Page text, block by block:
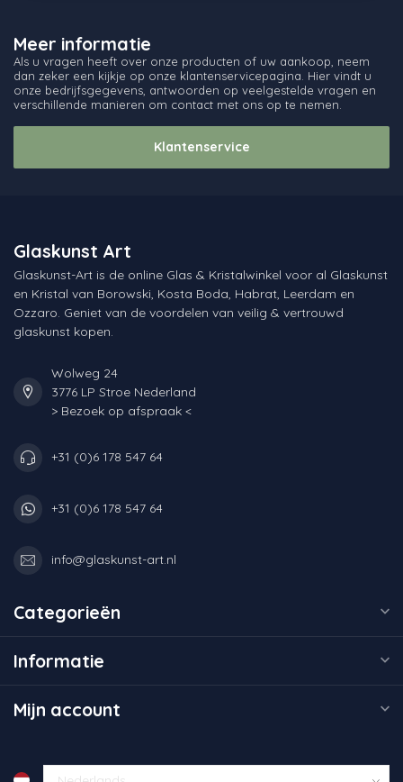
Meer informatie
Als u vragen heeft over onze producten of uw aankoop, neem
dan zeker een kijkje op onze klantenservicepagina. Hier vindt u
onze bedrijfsgegevens, antwoorden op veelgestelde vragen en
verschillende manieren om contact met ons op te nemen.
Klantenservice
Glaskunst Art
Glaskunst-Art is de online Glas & Kristalwinkel voor al Glaskunst
en Kristal van Borowski, Kosta Boda, Habrat, Leerdam en
Ozzaro. Geniet van de voordelen van veilig & vertrouwd
glaskunst kopen.
Wolweg 24
3776 LP Stroe Nederland
> Bezoek op afspraak <
+31 (0)6 178 547 64
+31 (0)6 178 547 64
info@glaskunst-art.nl
Categorieën
Informatie
Mijn account